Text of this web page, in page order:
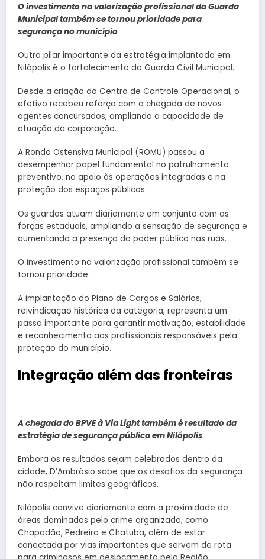
O investimento na valorização profissional da Guarda
Municipal também se tornou prioridade para
segurança no município
Outro pilar importante da estratégia implantada em
Nilópolis é o fortalecimento da Guarda Civil Municipal.
Desde a criação do Centro de Controle Operacional, o
efetivo recebeu reforço com a chegada de novos
agentes concursados, ampliando a capacidade de
atuação da corporação.
A Ronda Ostensiva Municipal (ROMU) passou a
desempenhar papel fundamental no patrulhamento
preventivo, no apoio às operações integradas e na
proteção dos espaços públicos.
Os guardas atuam diariamente em conjunto com as
forças estaduais, ampliando a sensação de segurança e
aumentando a presença do poder público nas ruas.
O investimento na valorização profissional também se
tornou prioridade.
A implantação do Plano de Cargos e Salários,
reivindicação histórica da categoria, representa um
passo importante para garantir motivação, estabilidade
e reconhecimento aos profissionais responsáveis pela
proteção do município.
Integração além das fronteiras
A chegada do BPVE à Via Light também é resultado da
estratégia de segurança pública em Nilópolis
Embora os resultados sejam celebrados dentro da
cidade, D’Ambrósio sabe que os desafios da segurança
não respeitam limites geográficos.
Nilópolis convive diariamente com a proximidade de
áreas dominadas pelo crime organizado, como
Chapadão, Pedreira e Chatuba, além de estar
conectada por vias importantes que servem de rota